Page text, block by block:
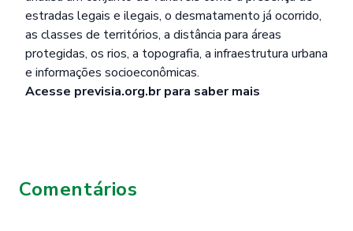
estradas legais e ilegais, o desmatamento já ocorrido,
as classes de territórios, a distância para áreas
protegidas, os rios, a topografia, a infraestrutura urbana
e informações socioeconômicas.
Acesse previsia.org.br para saber mais
Comentários